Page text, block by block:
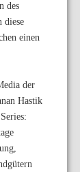
des
diese
einen
der
Hastik